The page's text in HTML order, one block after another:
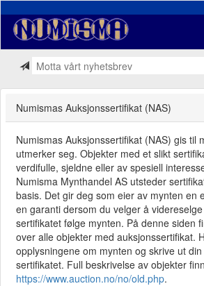
Numismas Auksjonssertifikat (NAS)
Numismas Auksjonssertifikat (NAS) gis til
utmerker seg. Objekter med et slikt
verdifulle, sjeldne eller av spesiell
Numisma Mynthandel AS utsteder
basis. Det gir deg som eier av mynten en
en garanti dersom du velger å
sertifikatet følge mynten. På denne siden
over alle objekter med auksjonssertifikat.
opplysningene om mynten og skrive ut
sertifikatet. Full beskrivelse av objekter
https://www.auction.no/no/old.php.